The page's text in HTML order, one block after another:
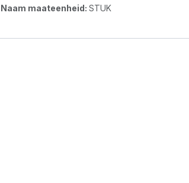
Naam maateenheid: STUK